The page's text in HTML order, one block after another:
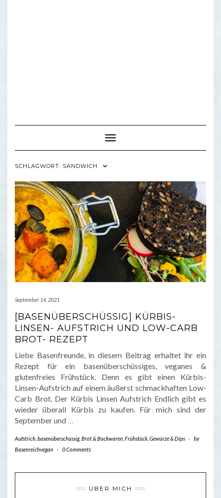
Toggle Navigation
SCHLAGWORT: SANDWICH
September 14, 2021
[BASENÜBERSCHÜSSIG] KÜRBIS-
LINSEN- AUFSTRICH UND LOW-CARB
BROT- REZEPT
Liebe Basenfreunde, in diesem Beitrag erhaltet ihr ein
Rezept für ein basenüberschüssiges, veganes &
glutenfreies Frühstück. Denn es gibt einen Kürbis-
Linsen-Aufstrich auf einem äußerst schmackhaften Low-
Carb Brot. Der Kürbis Linsen Aufstrich Endlich gibt es
wieder überall Kürbis zu kaufen. Für mich sind der
September und …
Aufstrich basenüberschüssig, Brot & Backwaren Frühstück Gewürze & Dips -
by
Basenreichvegan - 0 Comments
ÜBER MICH